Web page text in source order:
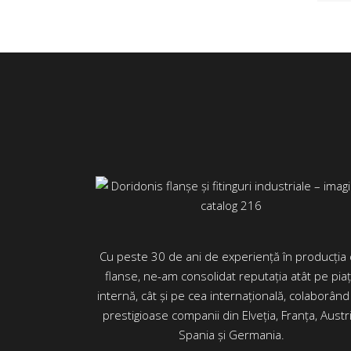
Cu peste 30 de ani de experiență în producția
flanse, ne-am consolidat reputația atât pe
internă, cât și pe cea internațională,
prestigioase companii din Elveția, Franța,
Spania și Germania.